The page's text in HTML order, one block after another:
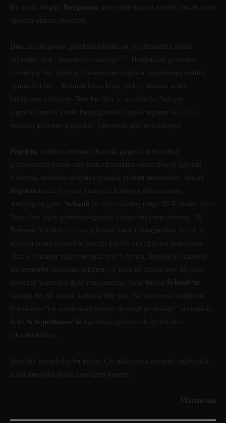
Bu arada bugün Borgmann görevinin başına döndü, ancak işleri
ağırdan alması söylendi.
Dün akşam görüp görebileceğimiz en iyi filmlerden birini
seyrettik. Adı “ Yaşamanın Ahengi “
. Harikulade görseller,
neredeyse hiç diyalog olmamasına rağmen sergilenmiş müthiş
oyunculuklar… Konusu biraz klişe, birkaç insanın acıklı
hikayesini anlatıyor. Tüm bu film ve oyunlarda “bireyin
yapacaklarında kendi buyruğundan ziyade toplum ve onun
refahını gözetmesi gerekir” öğretimiz göz ardı ediliyor.
Fegelein yürüyüş boyunca bayağı gırgırdı. Ben subay
gazinosunda yarım saat kadar kaldıktan sonra dönüp işlerimi
halletmiş ardından doğruca yatağın yolunu tutmuştum. Ancak
Fegelein benden sonra gazinoda kalmaya devam etmiş.
Anlattığına göre, Schaub zil zurna sarhoş olup, 20 Temmuz Gazi
Nişanı’na layık görülmediğinden dolayı söylenip durmuş. 20
Temmuz’a kadar duyma yetisinin harika olduğundan ancak o
günden sonra işitmekte bayağı güçlük çektiğinden bahsetmiş.
(Zırva, yıllardır sağırdan farkı yok!) Ayrıca, kendisi en kıdemli
SS mensubu olmasına rağmen (!), tabii ki, kimse onu SS Ordu
Generali yapmaya dahi yanaşmamış. Aciz ihtiyar Schaub’ın
sıradan bir SS olarak kalması bile çok. Ne sanıyorsa kendisini!
Çocuklara “bir adam nasıl olunur ile nasıl görünülür” arasındaki
farkı Schopenhauer’in öğretisini göstererek iyi bir ders
çıkarttırabiliriz.
Şimdilik havadisler bu kadar. Çocuklar sana emanet, sağlıcakla
kalın dünyalar tatlısı karıcığım benim!
Martin’nin